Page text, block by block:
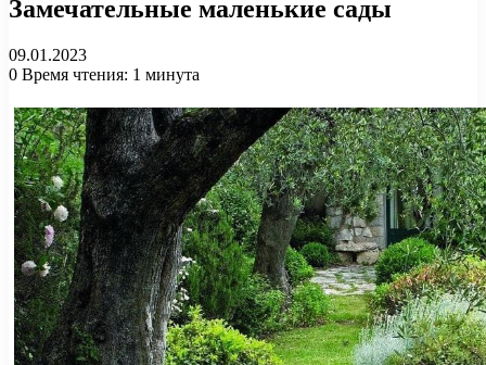
Замечательные маленькие сады
09.01.2023
0 Время чтения: 1 минута